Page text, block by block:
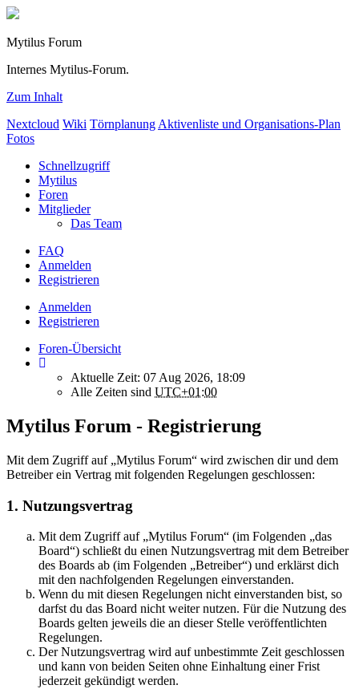
Mytilus Forum
Internes Mytilus-Forum.
Zum Inhalt
Nextcloud Wiki Törnplanung Aktivenliste und Organisations-Plan
Fotos
Schnellzugriff
Mytilus
Foren
Mitglieder
Das Team
FAQ
Anmelden
Registrieren
Anmelden
Registrieren
Foren-Übersicht
Aktuelle Zeit: 07 Aug 2026, 18:09
Alle Zeiten sind UTC+01:00
Mytilus Forum - Registrierung
Mit dem Zugriff auf „Mytilus Forum“ wird zwischen dir und dem
Betreiber ein Vertrag mit folgenden Regelungen geschlossen:
1. Nutzungsvertrag
Mit dem Zugriff auf „Mytilus Forum“ (im Folgenden „das
Board“) schließt du einen Nutzungsvertrag mit dem Betreiber
des Boards ab (im Folgenden „Betreiber“) und erklärst dich
mit den nachfolgenden Regelungen einverstanden.
Wenn du mit diesen Regelungen nicht einverstanden bist, so
darfst du das Board nicht weiter nutzen. Für die Nutzung des
Boards gelten jeweils die an dieser Stelle veröffentlichten
Regelungen.
Der Nutzungsvertrag wird auf unbestimmte Zeit geschlossen
und kann von beiden Seiten ohne Einhaltung einer Frist
jederzeit gekündigt werden.